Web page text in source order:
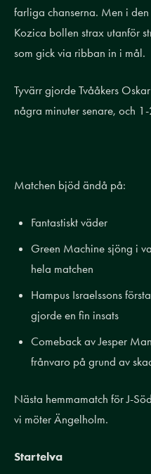
farliga chanserna. Men i
Kozica bollen strax utanför
som gick via ribban in i mål.
Tyvärr gjorde Tvååkers
några minuter senare, och
Matchen bjöd ändå på:
Fantastiskt väder
Green Machine sjöng i
hela matchen
Hampus Israelssons
gjorde en fin insats
Comeback av Jesper
frånvaro på grund av
Nästa hemmamatch för J-
vi möter Ängelholm.
Startelva